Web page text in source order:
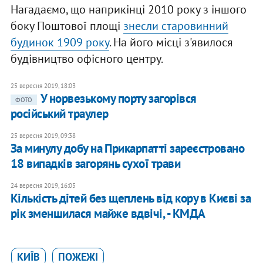
Нагадаємо, що наприкінці 2010 року з іншого
боку Поштової площі знесли старовинний
будинок 1909 року. На його місці з'явилося
будівництво офісного центру.
25 вересня 2019, 18:03
ФОТО
У норвезькому порту загорівся
російський траулер
25 вересня 2019, 09:38
За минулу добу на Прикарпатті зареєстровано
18 випадків загорянь сухої трави
24 вересня 2019, 16:05
Кількість дітей без щеплень від кору в Києві за
рік зменшилася майже вдвічі, - КМДА
КИЇВ ПОЖЕЖІ